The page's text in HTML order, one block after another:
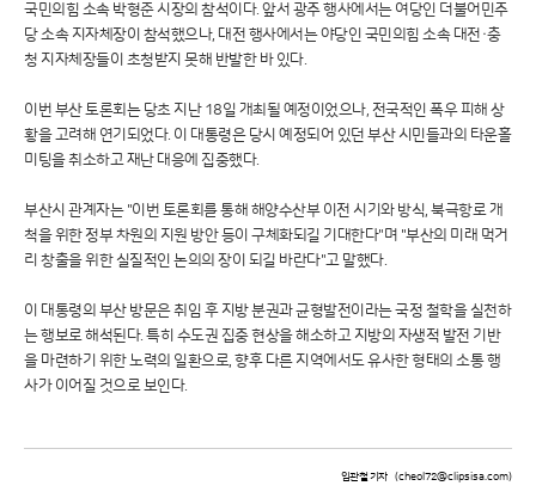
국민의힘 소속 박형준 시장의 참석이다. 앞서 광주 행사에서는 여당인 더불어민주
당 소속 지자체장이 참석했으나, 대전 행사에서는 야당인 국민의힘 소속 대전·충
청 지자체장들이 초청받지 못해 반발한 바 있다.
이번 부산 토론회는 당초 지난 18일 개최될 예정이었으나, 전국적인 폭우 피해 상
황을 고려해 연기되었다. 이 대통령은 당시 예정되어 있던 부산 시민들과의 타운홀
미팅을 취소하고 재난 대응에 집중했다.
부산시 관계자는 "이번 토론회를 통해 해양수산부 이전 시기와 방식, 북극항로 개
척을 위한 정부 차원의 지원 방안 등이 구체화되길 기대한다"며 "부산의 미래 먹거
리 창출을 위한 실질적인 논의의 장이 되길 바란다"고 말했다.
이 대통령의 부산 방문은 취임 후 지방 분권과 균형발전이라는 국정 철학을 실천하
는 행보로 해석된다. 특히 수도권 집중 현상을 해소하고 지방의 자생적 발전 기반
을 마련하기 위한 노력의 일환으로, 향후 다른 지역에서도 유사한 형태의 소통 행
사가 이어질 것으로 보인다.
임관철 기자 (cheol72@clipsisa.com)